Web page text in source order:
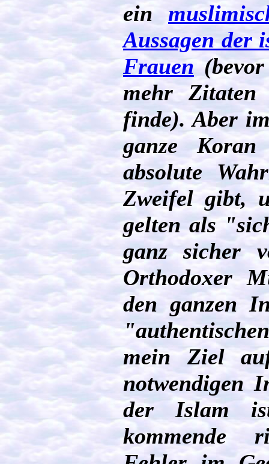
ein
Aussagen der
Frauen(bevor
mehr Zitaten
finde). Aber
ganze
absolute
Zweifel gibt,
gelten als
ganz sicher
Orthodoxer
den ganzen
mein Ziel
notwendigen
der Islam
kommende